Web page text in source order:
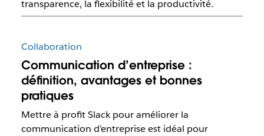
transparence, la flexibilité et la productivité.
Collaboration
Communication d’entreprise :
définition, avantages et bonnes
pratiques
Mettre à profit Slack pour améliorer la
communication d’entreprise est idéal pour